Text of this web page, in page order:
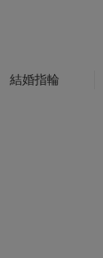
結婚指輪